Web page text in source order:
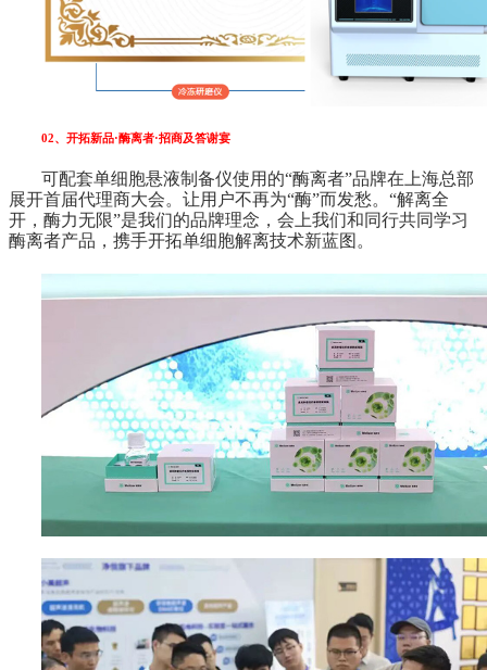
02、开拓新品·酶离者·招商及答谢宴
可配套单细胞悬液制备仪使用的“酶离者”品牌在上海总部
展开首届代理商大会。让用户不再为“酶”而发愁。“解离全
开，酶力无限”是我们的品牌理念，会上我们和同行共同学习
酶离者产品，携手开拓单细胞解离技术新蓝图。